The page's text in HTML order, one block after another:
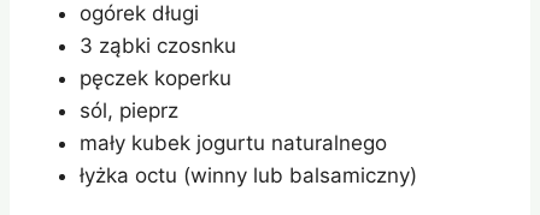
ogórek długi
3 ząbki czosnku
pęczek koperku
sól, pieprz
mały kubek jogurtu naturalnego
łyżka octu (winny lub balsamiczny)